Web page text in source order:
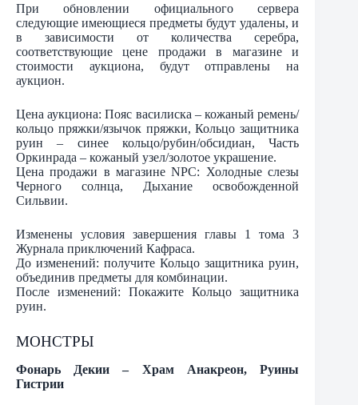
При обновлении официального сервера
следующие имеющиеся предметы будут удалены, и
в зависимости от количества серебра,
соответствующие цене продажи в магазине и
стоимости аукциона, будут отправлены на
аукцион.
Цена аукциона: Пояс василиска – кожаный ремень/
кольцо пряжки/язычок пряжки, Кольцо защитника
руин – синее кольцо/рубин/обсидиан, Часть
Оркинрада – кожаный узел/золотое украшение.
Цена продажи в магазине NPC: Холодные слезы
Черного солнца, Дыхание освобожденной
Сильвии.
Изменены условия завершения главы 1 тома 3
Журнала приключений Кафраса.
До изменений: получите Кольцо защитника руин,
объединив предметы для комбинации.
После изменений: Покажите Кольцо защитника
руин.
МОНСТРЫ
Фонарь Декии – Храм Анакреон, Руины
Гистрии